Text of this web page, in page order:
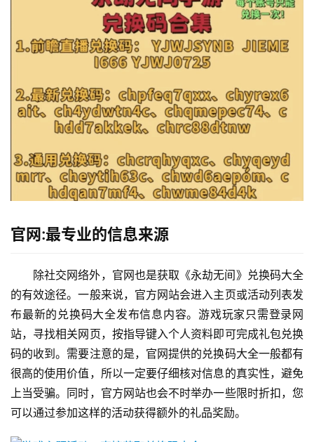
官网:最专业的信息来源
除社交网络外，官网也是获取《永劫无间》兑换码大全
的有效途径。一般来说，官方网站会进入主页或活动列表发
布最新的兑换码大全发布信息内容。游戏玩家只需登录网
站，寻找相关网页，按指导键入个人资料即可完成礼包兑换
码的收到。需要注意的是，官网提供的兑换码大全一般都有
很高的使用价值，所以一定要仔细核对信息的真实性，避免
上当受骗。同时，官方网站也会不时举办一些限时折扣，您
可以通过参加这样的活动获得额外的礼品奖励。